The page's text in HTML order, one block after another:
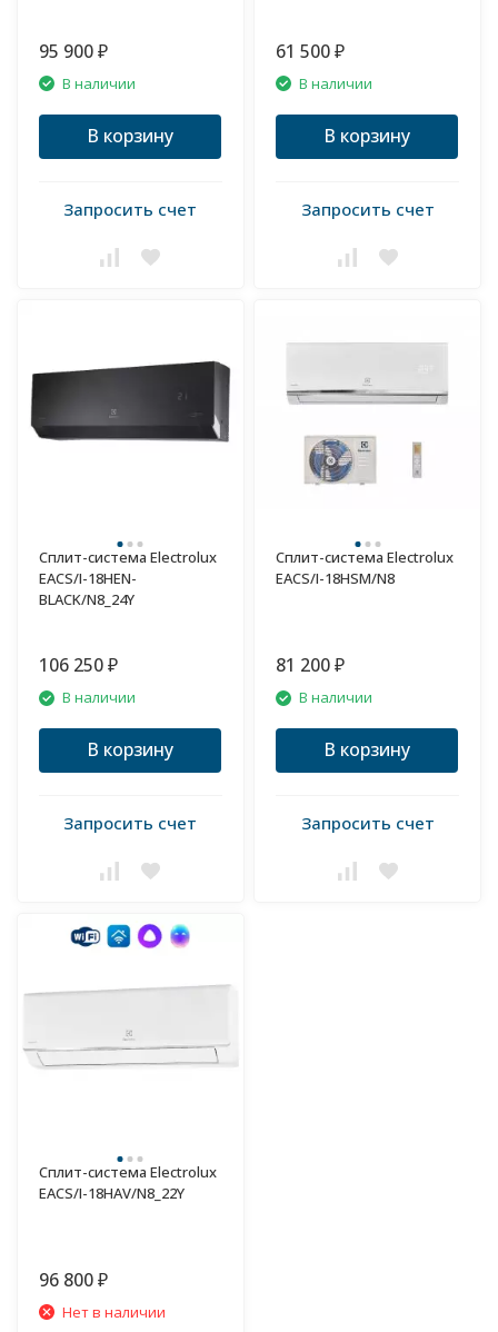
95 900 ₽
В наличии
В корзину
Запросить счет
61 500 ₽
В наличии
В корзину
Запросить счет
Сплит-система Electrolux
EACS/I-18HEN-
BLACK/N8_24Y
106 250 ₽
В наличии
В корзину
Запросить счет
Сплит-система Electrolux
EACS/I-18HSM/N8
81 200 ₽
В наличии
В корзину
Запросить счет
Сплит-система Electrolux
EACS/I-18HAV/N8_22Y
96 800 ₽
Нет в наличии